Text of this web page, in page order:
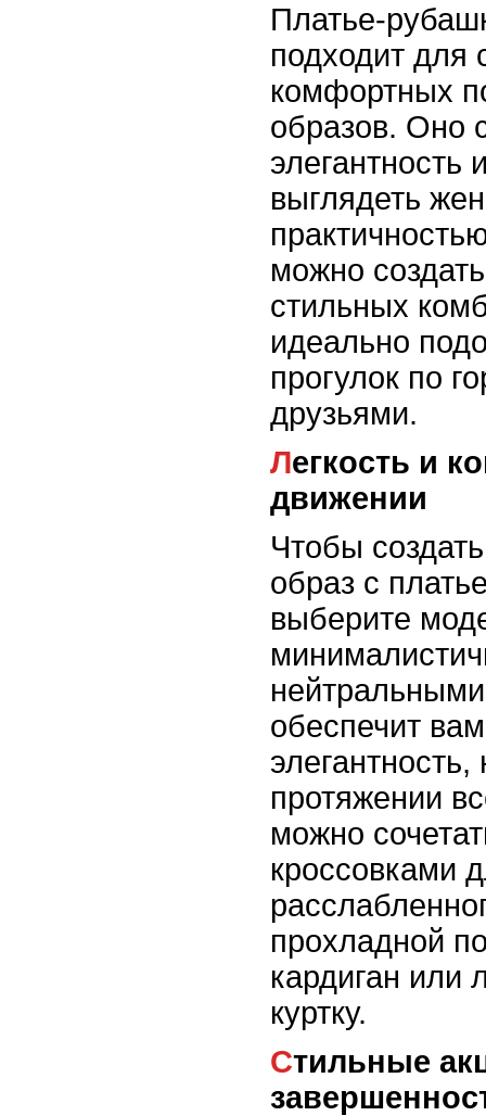
Платье-
подходит для
комфортных
образов. Оно
элегантность
выглядеть
можно
стильных
идеально
прогулок по
друзьями.
Легкость и комфорт в каждом
движении
Чтобы
образ с
выберите
обеспечит
протяжении
можно
кроссовками
прохладной
кардиган или
куртку.
Стильные акценты для